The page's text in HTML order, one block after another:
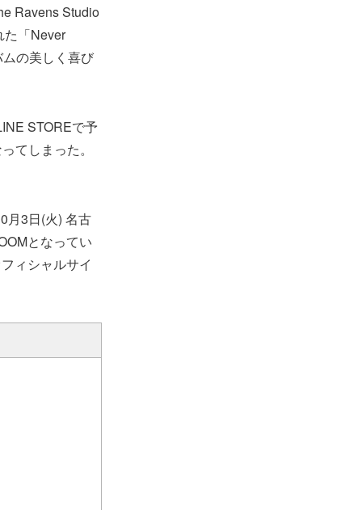
Ravens Studio
た「Never
の美しく喜び
STOREで予
てしまった。
月3日(火) 名古
となってい
ィシャルサイ